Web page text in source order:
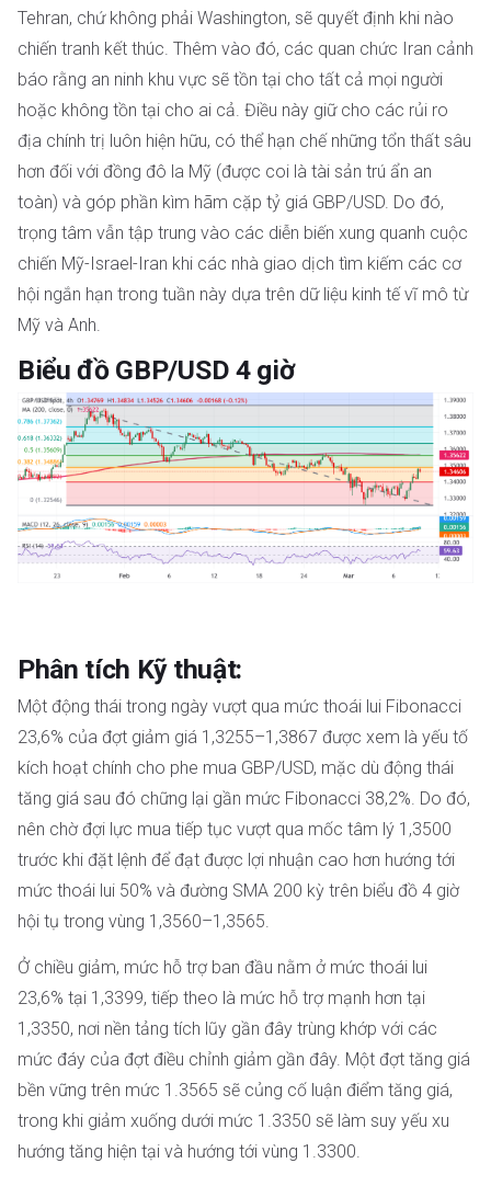
Tehran, chứ không phải Washington, sẽ quyết định khi nào
chiến tranh kết thúc. Thêm vào đó, các quan chức Iran cảnh
báo rằng an ninh khu vực sẽ tồn tại cho tất cả mọi người
hoặc không tồn tại cho ai cả. Điều này giữ cho các rủi ro
địa chính trị luôn hiện hữu, có thể hạn chế những tổn thất sâu
hơn đối với đồng đô la Mỹ (được coi là tài sản trú ẩn an
toàn) và góp phần kìm hãm cặp tỷ giá GBP/USD. Do đó,
trọng tâm vẫn tập trung vào các diễn biến xung quanh cuộc
chiến Mỹ-Israel-Iran khi các nhà giao dịch tìm kiếm các cơ
hội ngắn hạn trong tuần này dựa trên dữ liệu kinh tế vĩ mô từ
Mỹ và Anh.
Biểu đồ GBP/USD 4 giờ
Phân tích Kỹ thuật:
Một động thái trong ngày vượt qua mức thoái lui Fibonacci
23,6% của đợt giảm giá 1,3255–1,3867 được xem là yếu tố
kích hoạt chính cho phe mua GBP/USD, mặc dù động thái
tăng giá sau đó chững lại gần mức Fibonacci 38,2%. Do đó,
nên chờ đợi lực mua tiếp tục vượt qua mốc tâm lý 1,3500
trước khi đặt lệnh để đạt được lợi nhuận cao hơn hướng tới
mức thoái lui 50% và đường SMA 200 kỳ trên biểu đồ 4 giờ
hội tụ trong vùng 1,3560–1,3565.
Ở chiều giảm, mức hỗ trợ ban đầu nằm ở mức thoái lui
23,6% tại 1,3399, tiếp theo là mức hỗ trợ mạnh hơn tại
1,3350, nơi nền tảng tích lũy gần đây trùng khớp với các
mức đáy của đợt điều chỉnh giảm gần đây. Một đợt tăng giá
bền vững trên mức 1.3565 sẽ củng cố luận điểm tăng giá,
trong khi giảm xuống dưới mức 1.3350 sẽ làm suy yếu xu
hướng tăng hiện tại và hướng tới vùng 1.3300.